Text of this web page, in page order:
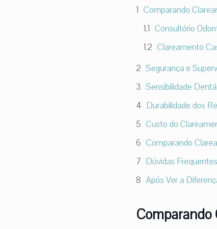
Comparando
Consultório
Clareamento
Segurança e
Sensibilidade
Durabilidade dos
Custo do
Comparando
Dúvidas
Após Ver a
Comparando